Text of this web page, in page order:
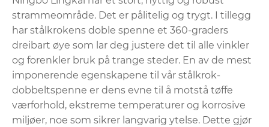
strammeområde. Det er pålitelig og trygt. I tillegg
har stålkrokens doble spenne et 360-graders
dreibart øye som lar deg justere det til alle vinkler
og forenkler bruk på trange steder. En av de mest
imponerende egenskapene til vår stålkrok-
dobbeltspenne er dens evne til å motstå tøffe
værforhold, ekstreme temperaturer og korrosive
miljøer, noe som sikrer langvarig ytelse. Dette gjør